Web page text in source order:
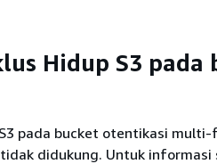
Hidup S3 pada
pada bucket otentikasi
didukung. Untuk informasi